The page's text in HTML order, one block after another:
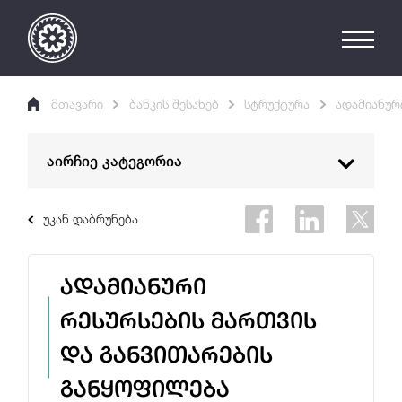
მთავარი ბანკის შესახებ სტრუქტურა
აირჩიე კატეგორია
ეროვნული ბანკის საბჭო
სტრუქტურა
ბანკის ისტორია
უკან დაბრუნება
ადამიანური
რესურსების მართვის
და განვითარების
განყოფილება